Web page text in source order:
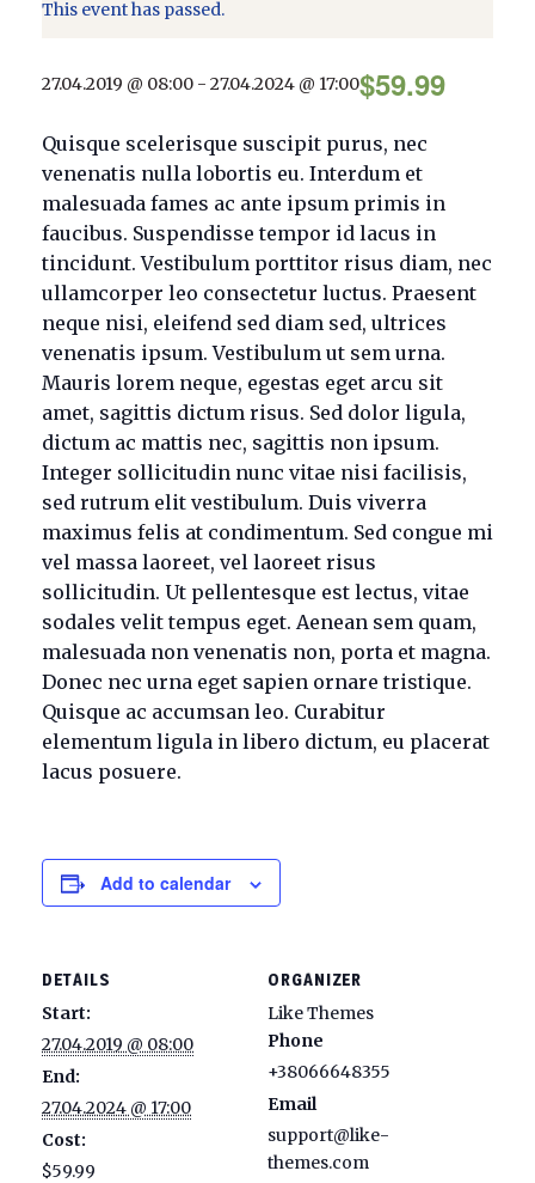
This event has passed.
27.04.2019 @ 08:00 - 27.04.2024 @ 17:00$59.99
Quisque scelerisque suscipit purus, nec
venenatis nulla lobortis eu. Interdum et
malesuada fames ac ante ipsum primis in
faucibus. Suspendisse tempor id lacus in
tincidunt. Vestibulum porttitor risus diam, nec
ullamcorper leo consectetur luctus. Praesent
neque nisi, eleifend sed diam sed, ultrices
venenatis ipsum. Vestibulum ut sem urna.
Mauris lorem neque, egestas eget arcu sit
amet, sagittis dictum risus. Sed dolor ligula,
dictum ac mattis nec, sagittis non ipsum.
Integer sollicitudin nunc vitae nisi facilisis,
sed rutrum elit vestibulum. Duis viverra
maximus felis at condimentum. Sed congue mi
vel massa laoreet, vel laoreet risus
sollicitudin. Ut pellentesque est lectus, vitae
sodales velit tempus eget. Aenean sem quam,
malesuada non venenatis non, porta et magna.
Donec nec urna eget sapien ornare tristique.
Quisque ac accumsan leo. Curabitur
elementum ligula in libero dictum, eu placerat
lacus posuere.
Add to calendar
DETAILS
Start:
27.04.2019 @ 08:00
End:
27.04.2024 @ 17:00
Cost:
$59.99
ORGANIZER
Like Themes
Phone
+38066648355
Email
support@like-
themes.com